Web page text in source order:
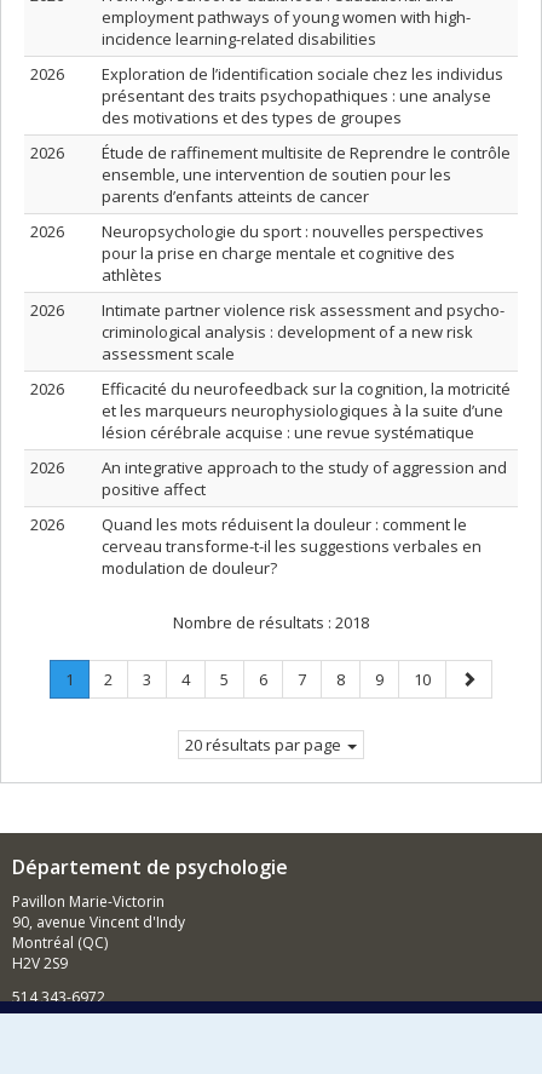
employment pathways of young women with high-
incidence learning-related disabilities
2026
Exploration de l’identification sociale chez les individus
présentant des traits psychopathiques : une analyse
des motivations et des types de groupes
2026
Étude de raffinement multisite de Reprendre le contrôle
ensemble, une intervention de soutien pour les
parents d’enfants atteints de cancer
2026
Neuropsychologie du sport : nouvelles perspectives
pour la prise en charge mentale et cognitive des
athlètes
2026
Intimate partner violence risk assessment and psycho-
criminological analysis : development of a new risk
assessment scale
2026
Efficacité du neurofeedback sur la cognition, la motricité
et les marqueurs neurophysiologiques à la suite d’une
lésion cérébrale acquise : une revue systématique
2026
An integrative approach to the study of aggression and
positive affect
2026
Quand les mots réduisent la douleur : comment le
cerveau transforme-t-il les suggestions verbales en
modulation de douleur?
Nombre de résultats : 2018
Page
1
Page
Page
2 Page
3 Page
4 Page
5 Page
6 Page
7 Page
8 Page
9 Page
10
Page
suivante
20 résultats par page
Département de psychologie
Pavillon Marie-Victorin
90, avenue Vincent d'Indy
Montréal (QC)
H2V 2S9
514 343-6972